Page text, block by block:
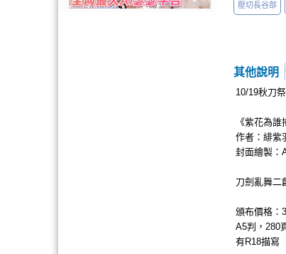
壓切長谷部
其他說明
10/19秋刀
《紫花為誰
作者：緋紫
封面繪製：
刀劍亂舞
頒布價格：
A5判，280
有R18描寫